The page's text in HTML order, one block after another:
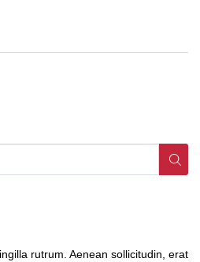
rutrum. Aenean sollicitudin, erat